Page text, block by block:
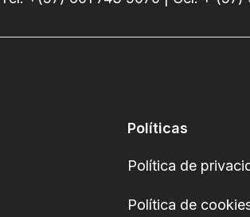
Políticas
Política de
Política de